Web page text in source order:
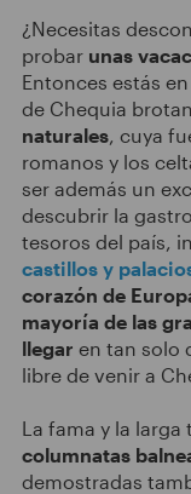
¿Necesitas
probar unas
Entonces estás
de Chequia brotan
naturales , cuya
romanos y los
ser además un
descubrir la
tesoros del país,
castillos y
corazón de
mayoría de las
llegar en tan solo
libre de venir a
La fama y la
columnatas
demostradas